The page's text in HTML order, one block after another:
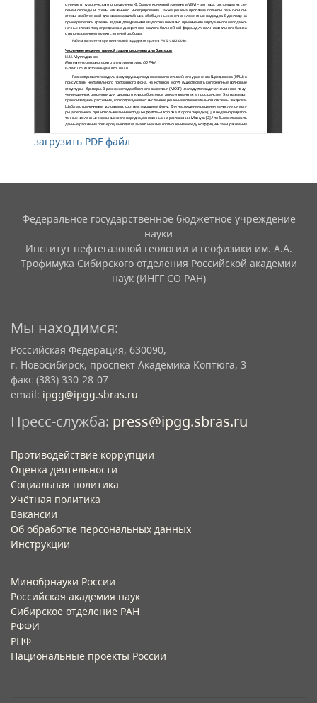
загрузить PDF файл
Федеральное государственное бюджетное учреждение
науки
Институт нефтегазовой геологии и геофизики им. А.А.
Трофимука Сибирского отделения Российской академии
наук (ИНГГ СО РАН)
Мы находимся:
Российская Федерация, 630090,
г. Новосибирск, проспект Академика Коптюга, 3
факс (383) 330-28-07
email: ipgg@ipgg.sbras.ru
Пресс-служба: press@ipgg.sbras.ru
Противодействие коррупции
Оценка деятельности
Социальная политика
Учётная политика​
Вакансии​
Об обработке персональных данных​
Инструкции​
Минобрнауки России
Российская академия наук
Сибирское отделение РАН
РФФИ
РНФ
Национальные проекты России